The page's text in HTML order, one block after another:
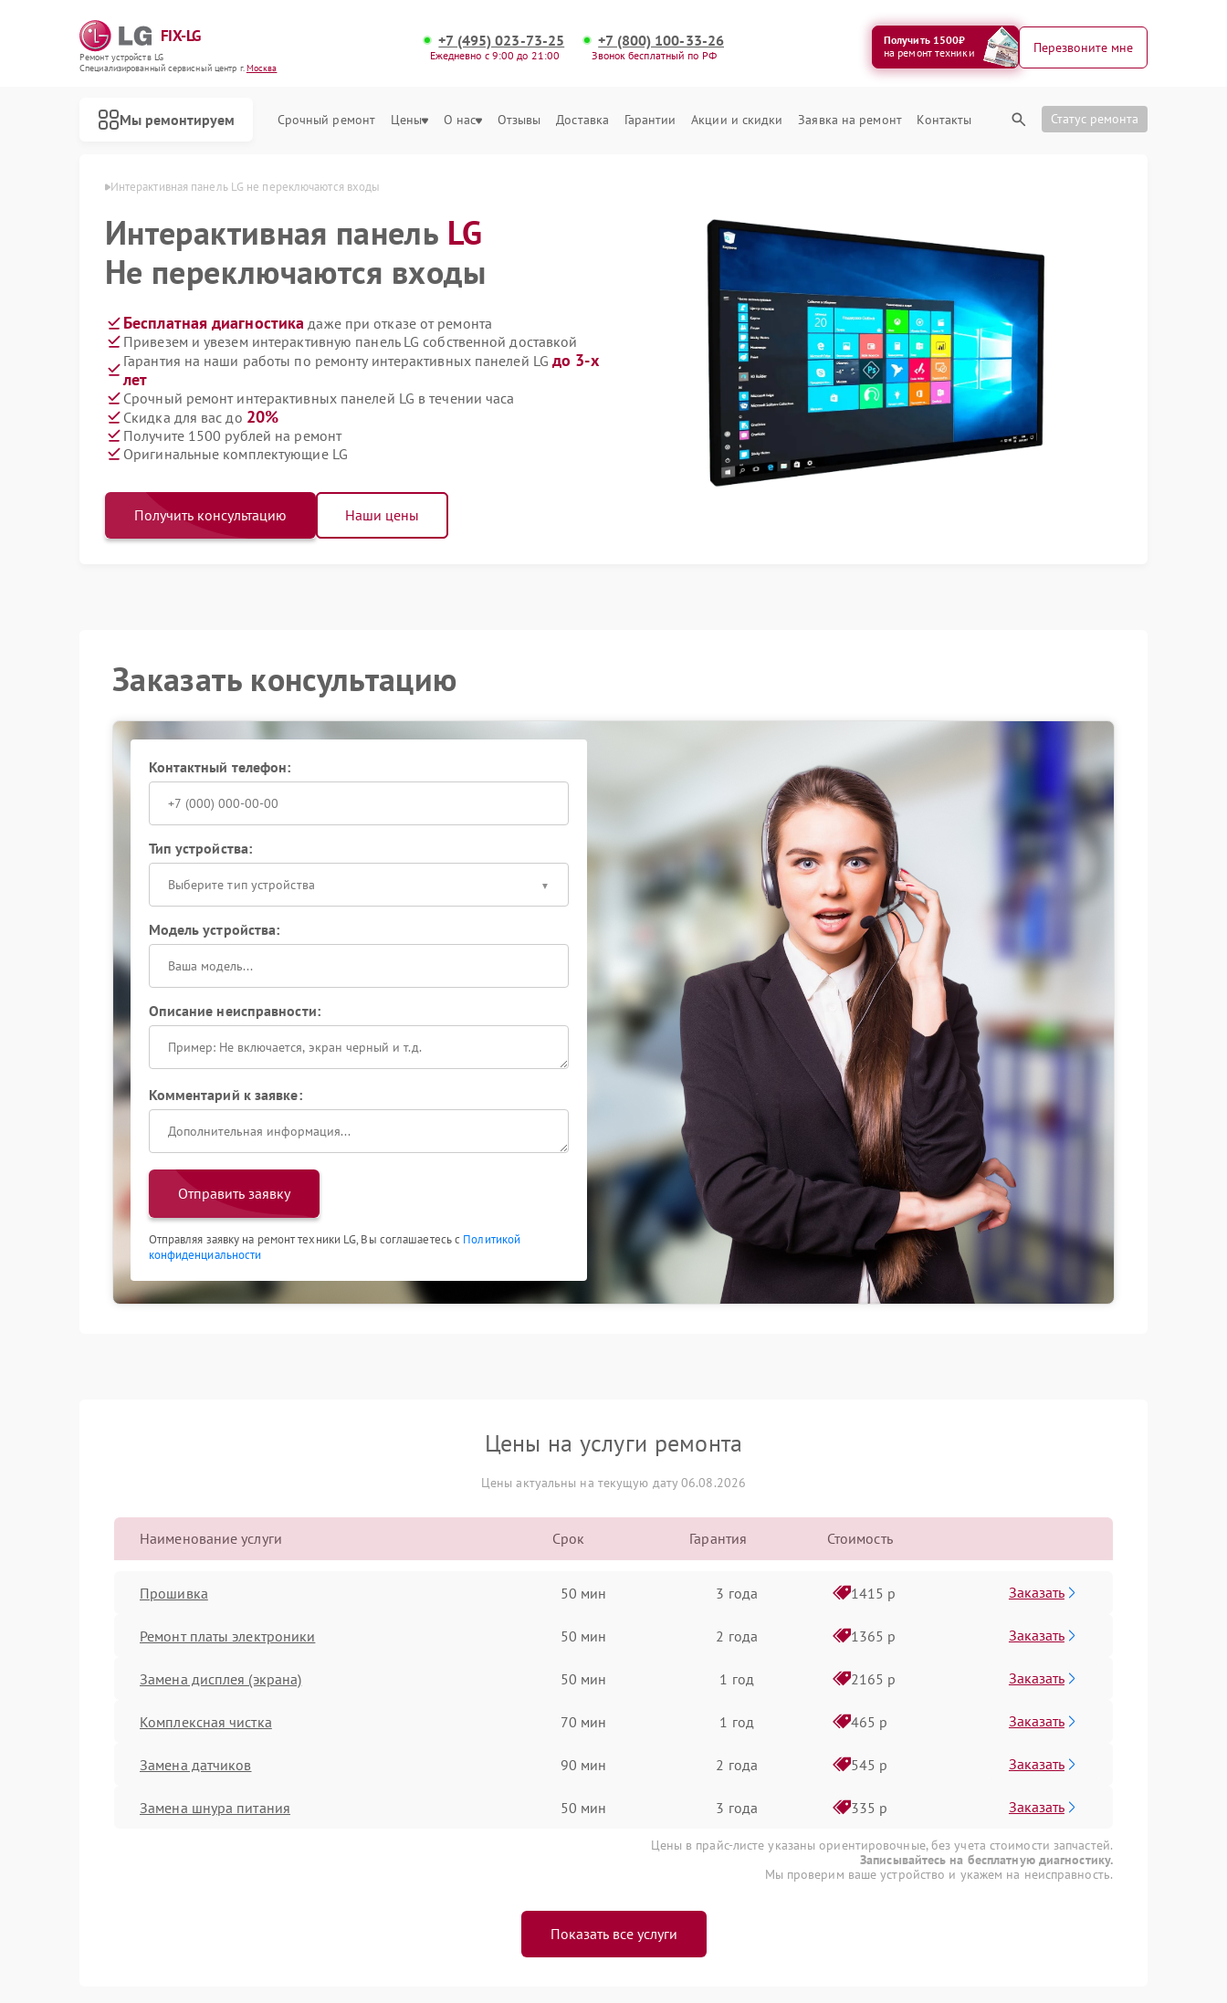
FIX-LG
Ремонт устройств LG
Специализированный cервисный центр г.Москва
+7 (495) 023-73-25
Ежедневно с 9:00 до 21:00
+7 (800) 100-33-26
Звонок бесплатный по РФ
Получить 1500₽
на ремонт техники
Перезвоните мне
Мы ремонтируем Срочный ремонт Цены О нас Отзывы Доставка Гарантии Акции и скидки Заявка на ремонт Контакты Статус ремонта
Интерактивная панель LG не переключаются входы
Интерактивная панель LG
Не переключаются входы
Бесплатная диагностика даже при отказе от ремонта
Привезем и увезем интерактивную панель LG собственной доставкой
Гарантия на наши работы по ремонту интерактивных панелей LG до 3-х
лет
Срочный ремонт интерактивных панелей LG в течении часа
Скидка для вас до 20%
Получите 1500 рублей на ремонт
Оригинальные комплектующие LG
Получить консультацию Наши цены
Заказать консультацию
Контактный телефон:
Тип устройства:
Выберите тип устройства
Модель устройства:
Описание неисправности:
Комментарий к заявке:
Отправить заявку
Отправляя заявку на ремонт техники LG, Вы соглашаетесь с Политикой
конфиденциальности
Цены на услуги ремонта
Цены актуальны на текущую дату 06.08.2026
Наименование услуги Срок Гарантия Стоимость
Прошивка 50 мин 3 года 1415 р Заказать
Ремонт платы электроники 50 мин 2 года 1365 р Заказать
Замена дисплея (экрана) 50 мин 1 год 2165 р Заказать
Комплексная чистка 70 мин 1 год 465 р Заказать
Замена датчиков 90 мин 2 года 545 р Заказать
Замена шнура питания 50 мин 3 года 335 р Заказать
Цены в прайс-листе указаны ориентировочные, без учета стоимости запчастей.
Записывайтесь на бесплатную диагностику.
Мы проверим ваше устройство и укажем на неисправность.
Показать все услуги